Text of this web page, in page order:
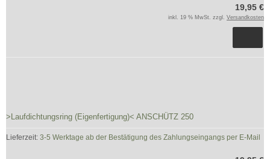
19,95 €
inkl. 19 % MwSt. zzgl. Versandkosten
>Laufdichtungsring (Eigenfertigung)< ANSCHÜTZ 250
Lieferzeit: 3-5 Werktage ab der Bestätigung des Zahlungseingangs per E-Mail